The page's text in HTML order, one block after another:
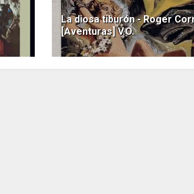
La diosa tiburón - Roger
[Aventuras] V.O.